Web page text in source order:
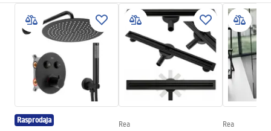
Tip kabine
Ugao
Boja stakla
Transparent 6mm
Način otvaranja
obostrano zakretni
Montaža
Na tuš kadi ili podu
Visina (mm)
2005mm
Univerzalan
Jamstvo
shower manual
shower manual.pdf
Instrukcja montażu
Instrukcja_Hugo_double_PL.pdf
Rasprodaja Rea Rea